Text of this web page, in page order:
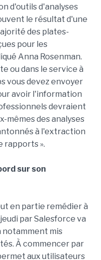
d'outils d'analyses
le résultat d'une
des plates-
pour les
Anna Rosenman.
ou dans le service à
vous devez envoyer
avoir l'information
devraient
mêmes des analyses
à l'extraction
rapports ».
sur son
en partie remédier à
par Salesforce va
notamment mis
À commencer par
aux utilisateurs